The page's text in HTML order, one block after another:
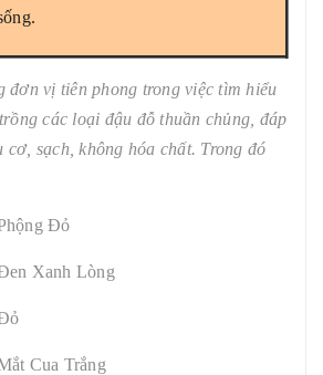
đơn vị tiên phong trong việc tìm hiểu
các loại đậu đỗ thuần chủng, đáp
cơ, sạch, không hóa chất. Trong đó
Đỏ
Xanh Lòng
Cua Trắng